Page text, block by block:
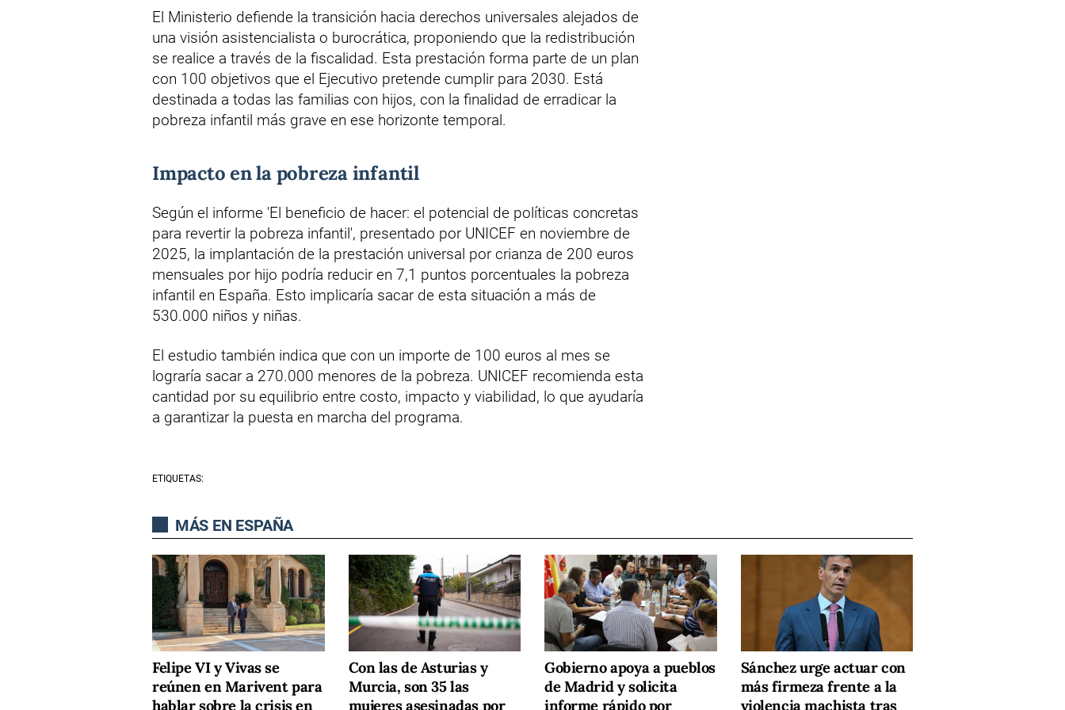
El Ministerio defiende la transición hacia derechos universales alejados de
una visión asistencialista o burocrática, proponiendo que la redistribución
se realice a través de la fiscalidad. Esta prestación forma parte de un plan
con 100 objetivos que el Ejecutivo pretende cumplir para 2030. Está
destinada a todas las familias con hijos, con la finalidad de erradicar la
pobreza infantil más grave en ese horizonte temporal.
Impacto en la pobreza infantil
Según el informe 'El beneficio de hacer: el potencial de políticas concretas
para revertir la pobreza infantil', presentado por UNICEF en noviembre de
2025, la implantación de la prestación universal por crianza de 200 euros
mensuales por hijo podría reducir en 7,1 puntos porcentuales la pobreza
infantil en España. Esto implicaría sacar de esta situación a más de
530.000 niños y niñas.
El estudio también indica que con un importe de 100 euros al mes se
lograría sacar a 270.000 menores de la pobreza. UNICEF recomienda esta
cantidad por su equilibrio entre costo, impacto y viabilidad, lo que ayudaría
a garantizar la puesta en marcha del programa.
ETIQUETAS:
MÁS EN ESPAÑA
Felipe VI y Vivas se
reúnen en Marivent para
hablar sobre la crisis en
Con las de Asturias y
Murcia, son 35 las
mujeres asesinadas por
Gobierno apoya a pueblos
de Madrid y solicita
informe rápido por
Sánchez urge actuar con
más firmeza frente a la
violencia machista tras